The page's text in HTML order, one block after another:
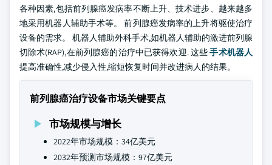
各种因素,包括前列腺癌发病率不断上升、技术进步、越来越多
地采用机器人辅助手术等。 前列腺癌发病率的上升将驱使治疗
设备的需求。 机器人辅助外科手术,如机器人辅助的激进前列腺
切除术(RAP),在前列腺癌的治疗中已获得欢迎. 这些手术机器人
提高准确性,减少侵入性,缩短恢复时间并改进病人的结果。
前列腺癌治疗设备市场关键要点
市场规模与增长
2022年市场规模：34亿美元
2032年预测市场规模：97亿美元